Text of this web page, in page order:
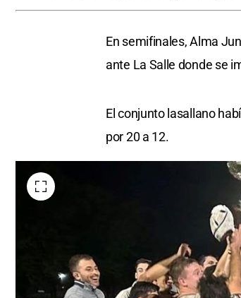
En semifinales, Alma
ante La Salle donde se
El conjunto lasallano
por 20 a 12.